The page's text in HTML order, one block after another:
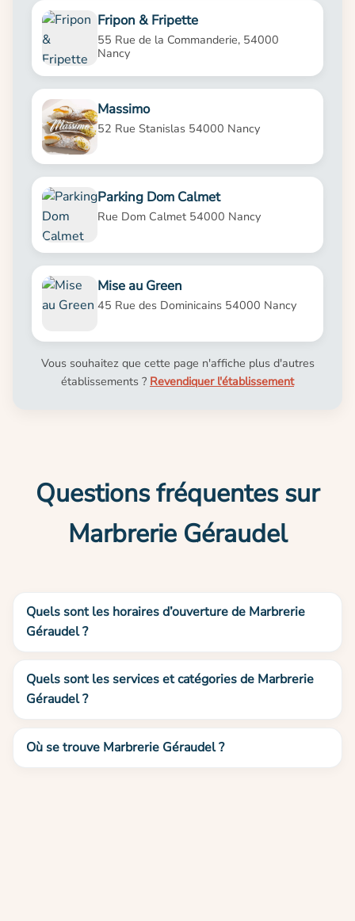
Fripon & Fripette
55 Rue de la Commanderie, 54000
Nancy
Massimo
52 Rue Stanislas 54000 Nancy
Parking Dom Calmet
Rue Dom Calmet 54000 Nancy
Mise au Green
45 Rue des Dominicains 54000 Nancy
Vous souhaitez que cette page n'affiche plus d'autres
établissements ? Revendiquer l'établissement
Questions fréquentes sur
Marbrerie Géraudel
Quels sont les horaires d’ouverture de Marbrerie
Géraudel ?
Quels sont les services et catégories de Marbrerie
Géraudel ?
Où se trouve Marbrerie Géraudel ?